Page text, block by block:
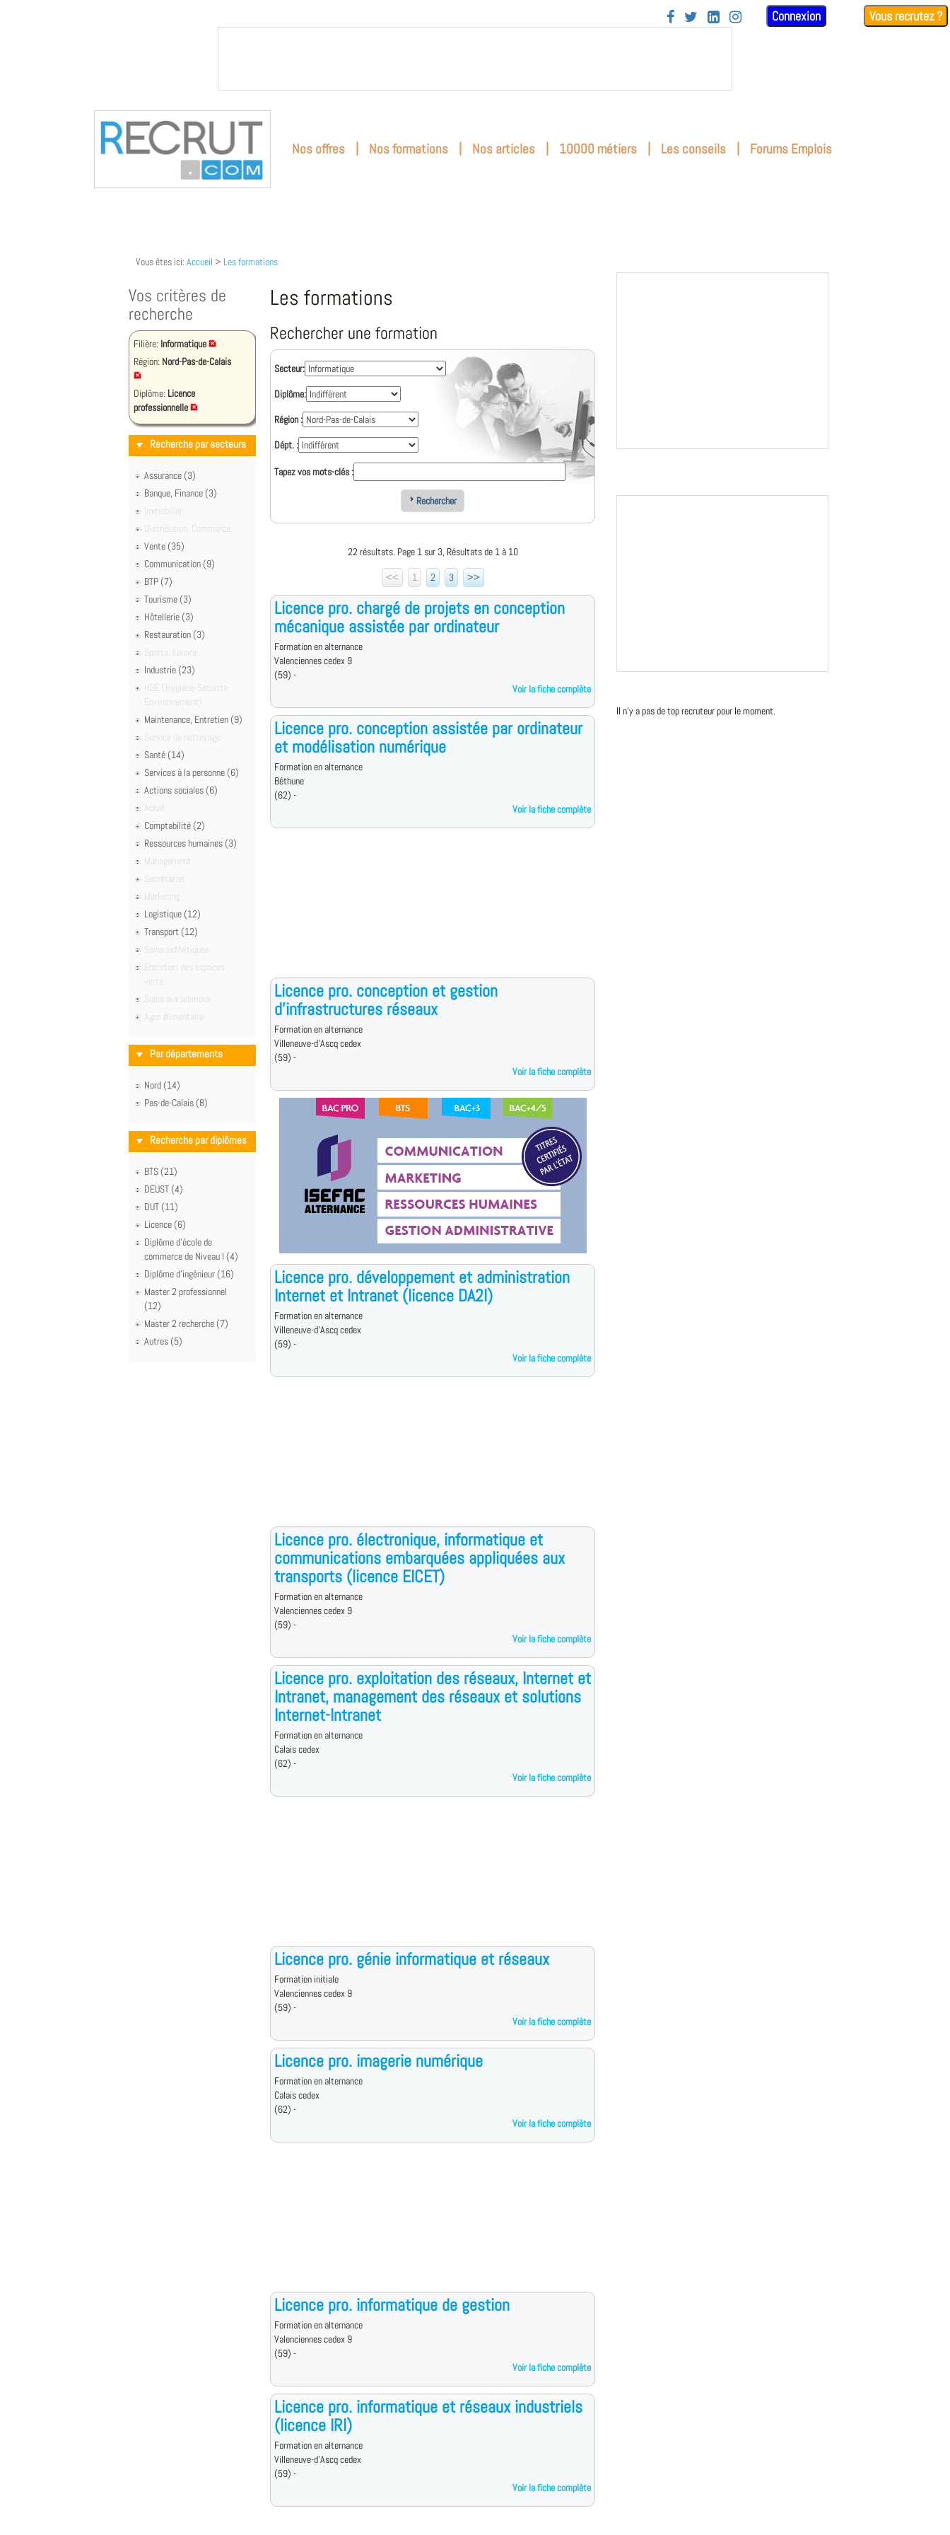
    Connexion Vous recrutez ?
Nos offres | Nos formations | Nos articles | 10000 métiers | Les conseils | Forums Emplois
Vous êtes ici: Accueil > Les formations
Vos critères de
recherche
Filière: Informatique
Région: Nord-Pas-de-Calais
Diplôme: Licence
professionnelle
Recherche par secteurs
Assurance (3)
Banque, Finance (3)
Immobilier
Distribution, Commerce
Vente (35)
Communication (9)
BTP (7)
Tourisme (3)
Hôtellerie (3)
Restauration (3)
Sports, Loisirs
Industrie (23)
HSE (Hygiène-Sécurité-
Environnement)
Maintenance, Entretien (9)
Service de nettoyage
Santé (14)
Services à la personne (6)
Actions sociales (6)
Achat
Comptabilité (2)
Ressources humaines (3)
Management
Secrétariat
Marketing
Logistique (12)
Transport (12)
Soins esthétiques
Entretien des espaces
verts
Soins aux animaux
Agro alimentaire
Par départements
Nord (14)
Pas-de-Calais (8)
Recherche par diplômes
BTS (21)
DEUST (4)
DUT (11)
Licence (6)
Diplôme d'école de
commerce de Niveau I (4)
Diplôme d'ingénieur (16)
Master 2 professionnel
(12)
Master 2 recherche (7)
Autres (5)
Les formations
Rechercher une formation
Secteur:
Diplôme:
Région :
Dépt. :
Tapez vos mots-clés :
Rechercher
22 résultats. Page 1 sur 3, Résultats de 1 à 10
<<
1 2 3 >>
Licence pro. chargé de projets en conception
mécanique assistée par ordinateur
Formation en alternance
Valenciennes cedex 9
(59) -
Voir la fiche complète
Licence pro. conception assistée par ordinateur
et modélisation numérique
Formation en alternance
Béthune
(62) -
Voir la fiche complète
Licence pro. conception et gestion
d'infrastructures réseaux
Formation en alternance
Villeneuve-d'Ascq cedex
(59) -
Voir la fiche complète
Licence pro. développement et administration
Internet et Intranet (licence DA2I)
Formation en alternance
Villeneuve-d'Ascq cedex
(59) -
Voir la fiche complète
Licence pro. électronique, informatique et
communications embarquées appliquées aux
transports (licence EICET)
Formation en alternance
Valenciennes cedex 9
(59) -
Voir la fiche complète
Licence pro. exploitation des réseaux, Internet et
Intranet, management des réseaux et solutions
Internet-Intranet
Formation en alternance
Calais cedex
(62) -
Voir la fiche complète
Licence pro. génie informatique et réseaux
Formation initiale
Valenciennes cedex 9
(59) -
Voir la fiche complète
Licence pro. imagerie numérique
Formation en alternance
Calais cedex
(62) -
Voir la fiche complète
Licence pro. informatique de gestion
Formation en alternance
Valenciennes cedex 9
(59) -
Voir la fiche complète
Licence pro. informatique et réseaux industriels
(licence IRI)
Formation en alternance
Villeneuve-d'Ascq cedex
(59) -
Voir la fiche complète
Il n'y a pas de top recruteur pour le moment.